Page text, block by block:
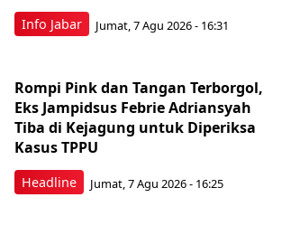
Info Jabar Jumat, 7 Agu 2026 - 16:31
Headline
Rompi Pink dan Tangan Terborgol,
Eks Jampidsus Febrie Adriansyah
Tiba di Kejagung untuk Diperiksa
Kasus TPPU
Jumat, 7 Agu 2026 - 16:25